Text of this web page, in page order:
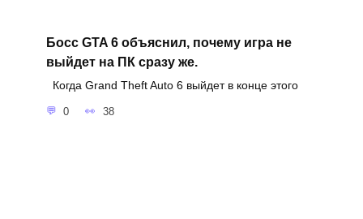
Босс GTA 6 объяснил, почему игра не
выйдет на ПК сразу же.
Когда Grand Theft Auto 6 выйдет в конце этого
0 38